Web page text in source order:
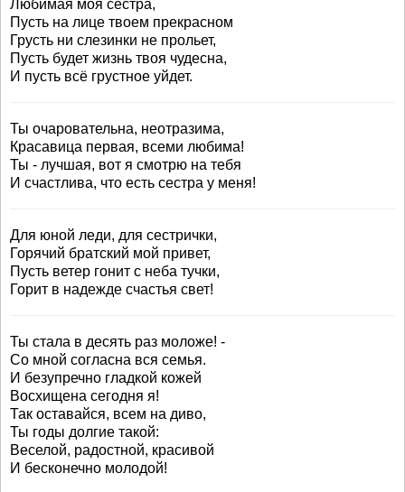
Любимая моя сестра,
Пусть на лице твоем прекрасном
Грусть ни слезинки не прольет,
Пусть будет жизнь твоя чудесна,
И пусть всё грустное уйдет.
Ты очаровательна, неотразима,
Красавица первая, всеми любима!
Ты - лучшая, вот я смотрю на тебя
И счастлива, что есть сестра у меня!
Для юной леди, для сестрички,
Горячий братский мой привет,
Пусть ветер гонит с неба тучки,
Горит в надежде счастья свет!
Ты стала в десять раз моложе! -
Со мной согласна вся семья.
И безупречно гладкой кожей
Восхищена сегодня я!
Так оставайся, всем на диво,
Ты годы долгие такой:
Веселой, радостной, красивой
И бесконечно молодой!